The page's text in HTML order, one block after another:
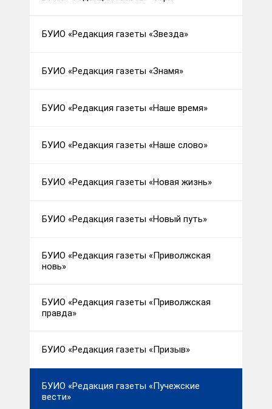
БУИО «Редакция газеты «Звезда»
БУИО «Редакция газеты «Знамя»
БУИО «Редакция газеты «Наше время»
БУИО «Редакция газеты «Наше слово»
БУИО «Редакция газеты «Новая жизнь»
БУИО «Редакция газеты «Новый путь»
БУИО «Редакция газеты «Приволжская
новь»
БУИО «Редакция газеты «Приволжская
правда»
БУИО «Редакция газеты «Призыв»
БУИО «Редакция газеты «Пучежские
вести»